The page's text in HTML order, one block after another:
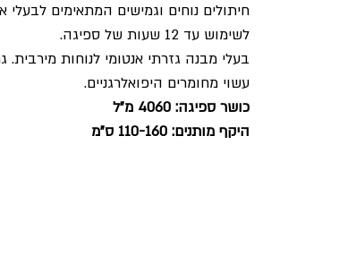
חיתולים נוחים וגמישים המתאימים
לשימוש עד 12 שעות של ספיגה
.
בעלי מבנה גזרתי אנטומי לנוחות מירבית.
עשוי מחומרים היפואלרגניים.
כושר ספיגה: 4060 מ"ל
היקף מותנים: 110-160 ס"מ